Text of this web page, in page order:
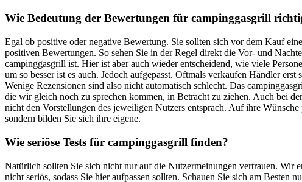
Wie Bedeutung der Bewertungen für campinggasgrill
Egal ob positive oder negative Bewertung. Sie sollten sich vor dem Kauf
positiven Bewertungen. So sehen Sie in der Regel direkt die Vor- und
campinggasgrill ist. Hier ist aber auch wieder entscheidend, wie viele
um so besser ist es auch. Jedoch aufgepasst. Oftmals verkaufen Händler
Wenige Rezensionen sind also nicht automatisch schlecht. Das
die wir gleich noch zu sprechen kommen, in Betracht zu ziehen. Auch bei
nicht den Vorstellungen des jeweiligen Nutzers entsprach. Auf ihre
sondern bilden Sie sich ihre eigene.
Wie seriöse Tests für campinggasgrill finden?
Natürlich sollten Sie sich nicht nur auf die Nutzermeinungen vertrauen. Wir
nicht seriös, sodass Sie hier aufpassen sollten. Schauen Sie sich am Besten